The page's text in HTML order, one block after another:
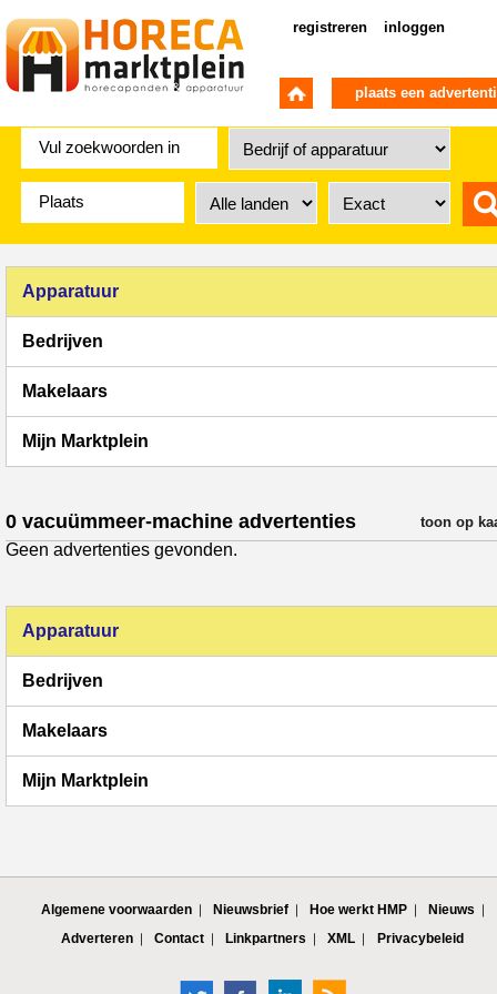
registreren inloggen
plaats een
Apparatuur
Bedrijven
Makelaars
Mijn Marktplein
0 vacuümmeer-machine advertenties verfijn
toon op
Geen advertenties gevonden.
Apparatuur
Bedrijven
Makelaars
Mijn Marktplein
Algemene voorwaarden Nieuwsbrief Hoe werkt HMP
Nieuws
Adverteren
Contact Linkpartners XML Privacybeleid